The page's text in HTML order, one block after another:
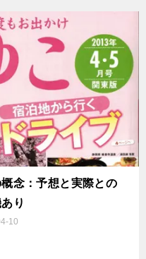
念：予想と実際との
り
10